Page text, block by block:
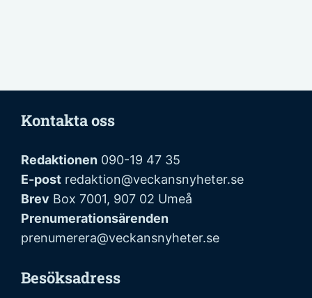
Kontakta oss
Redaktionen 090-19 47 35
E-post redaktion@veckansnyheter.se
Brev Box 7001, 907 02 Umeå
Prenumerationsärenden
prenumerera@veckansnyheter.se
Besöksadress